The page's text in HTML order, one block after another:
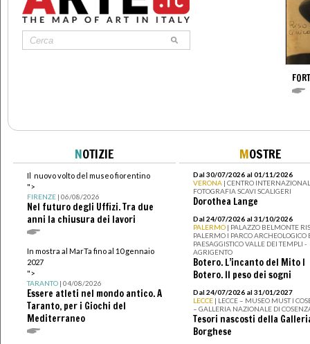
NOTIZIE
Il nuovo volto del museo fiorentino
">
FIRENZE| 06/08/2026
Nel futuro degli Uffizi. Tra due
anni la chiusura dei lavori
In mostra al MarTa fino al 10 gennaio
2027
">
TARANTO| 04/08/2026
Essere atleti nel mondo antico. A
Taranto, per i Giochi del
Mediterraneo
MOSTRE
Dal 30/07/2026 al 01/11/2026
VERONA | CENTRO
FOTOGRAFIA SCAVI SCALIGERI
Dorothea Lange
Dal 24/07/2026 al 31/10/2026
PALERMO | PALAZZO BELMONTE
PALERMO I PARCO ARCHEOLOGICO
PAESAGGISTICO VALLE DEI TEMPLI -
AGRIGENTO
Botero. L’incanto del Mito I
Botero. Il peso dei sogni
Dal 24/07/2026 al 31/01/2027
LECCE | LECCE – MUSEO MUST I
– GALLERIA NAZIONALE DI
Tesori nascosti della
Borghese